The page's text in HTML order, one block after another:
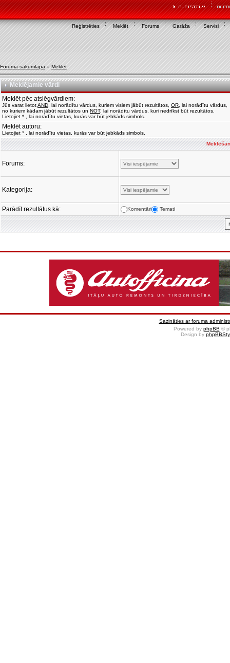
Reģistrēties Meklēt Forums Garāža Servisi
Foruma sākumlapa » Meklēt
Meklējamie vārdi
Meklēt pēc atslēgvārdiem:
Jūs varat lietotAND , lai norādītu vārdus, kuriem visiem jābūt rezultātos, OR , lai norādītu vārdus,
no kuriem kādam jābūt rezultātos un NOT, lai norādītu vārdus, kuri nedrīkst būt rezultātos.
Lietojiet * , lai norādītu vietas, kurās var būt jebkāds simbols.
Meklēt autoru:
Lietojiet * , lai norādītu vietas, kurās var būt jebkāds simbols.
Forums:
Kategorija:
Parādīt rezultātus kā: Komentāri Temati
Sazināties ar foruma
Powered by phpBB ©
Design by